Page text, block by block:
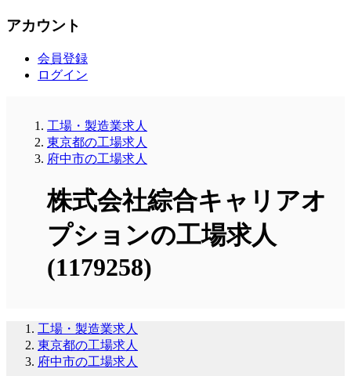
アカウント
会員登録
ログイン
工場・製造業求人
東京都の工場求人
府中市の工場求人
株式会社綜合キャリアオ
プションの工場求人
(1179258)
工場・製造業求人
東京都の工場求人
府中市の工場求人